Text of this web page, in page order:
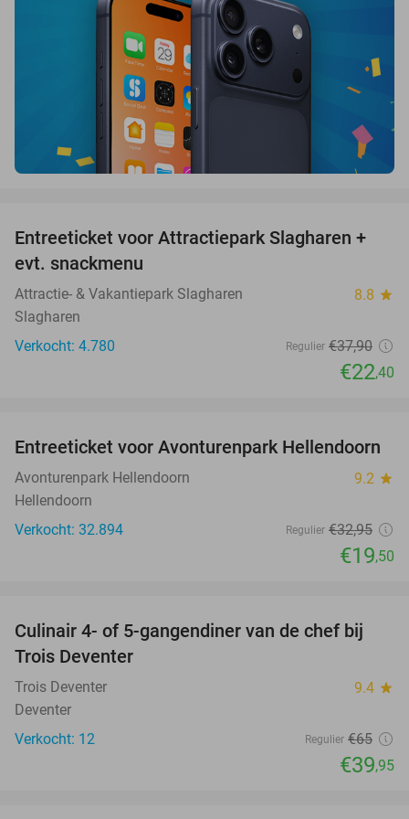
41%
Entreeticket voor Attractiepark Slagharen +
evt. snackmenu
Attractie- & Vakantiepark Slagharen 8.8 star
Slagharen
Verkocht: 4.780
Regulier €37,90
€22,40
41%
Entreeticket voor Avonturenpark Hellendoorn
Avonturenpark Hellendoorn 9.2 star
Hellendoorn
Verkocht: 32.894
Regulier €32,95
€19,50
39%
TODAY
Culinair 4- of 5-gangendiner van de chef bij
Trois Deventer
Trois Deventer 9.4 star
Deventer
Verkocht: 12
Regulier €65
€39,95